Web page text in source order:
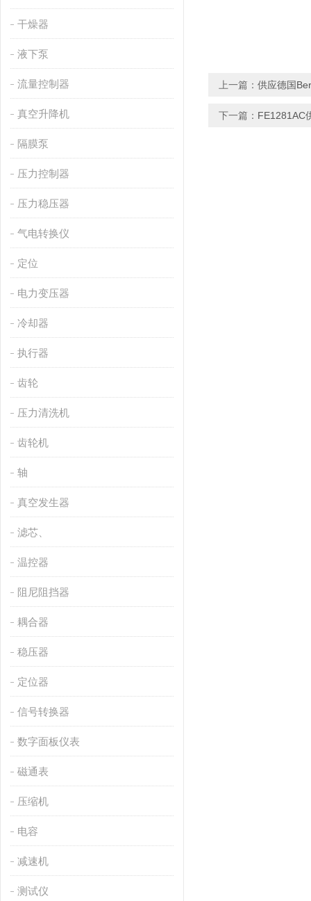
干燥器
液下泵
流量控制器
真空升降机
隔膜泵
压力控制器
压力稳压器
气电转换仪
定位
电力变压器
冷却器
执行器
齿轮
压力清洗机
齿轮机
轴
真空发生器
滤芯、
温控器
阻尼阻挡器
耦合器
稳压器
定位器
信号转换器
数字面板仪表
磁通表
压缩机
电容
减速机
测试仪
上一篇： 供应德国
下一篇： FE1281AC